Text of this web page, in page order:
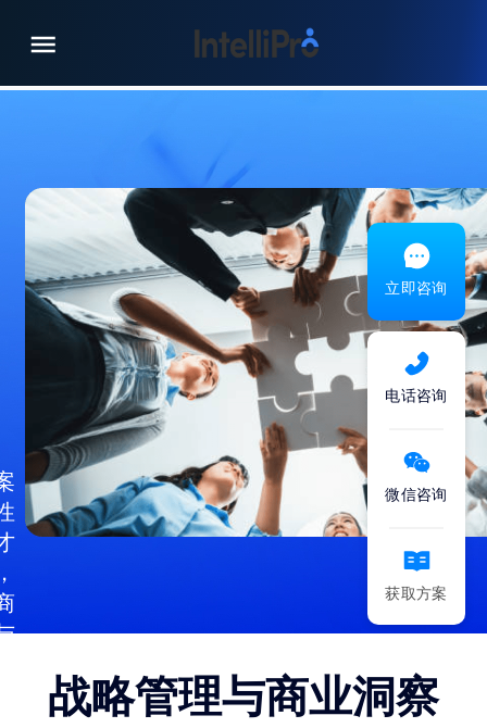
灵活用工
高端人才寻访
招聘流程外包
海外校招
出海解决方案
管理咨询
全球雇佣代理服务
IT & BPO全球解决方案
客户案例
资源中心
新闻总览
公司新闻
活动中心
关于我们
公司简介
加入我们
战略管理与商业洞察
立即咨询
电话咨询
微信咨询
获取方案